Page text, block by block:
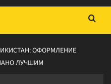
ОФОРМЛЕНИЕ
ЛУЧШИМ